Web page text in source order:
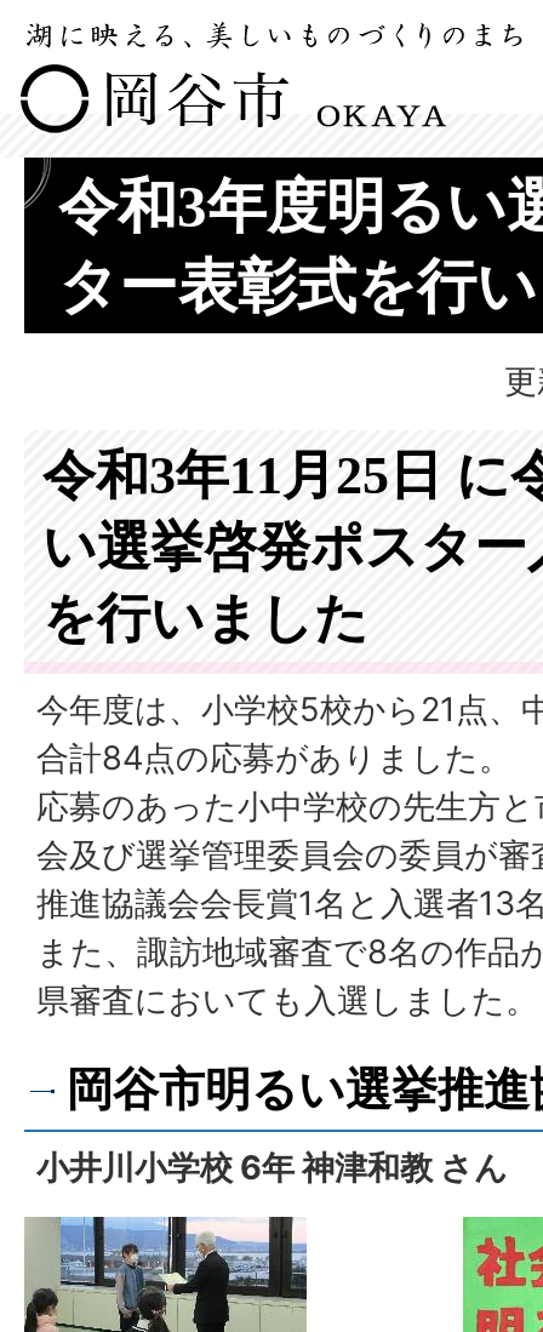
令和3年度明るい
ター表彰式を行
令和3年11月25日 に
い選挙啓発ポスタ
を行いました
今年度は、小学校5校から21点、
合計84点の応募がありました。
応募のあった小中学校の先生方
会及び選挙管理委員会の委員が
推進協議会会長賞1名と入選者13
また、諏訪地域審査で8名の作品
県審査においても入選しました。
岡谷市明るい選挙推
小井川小学校 6年 神津和教 さん